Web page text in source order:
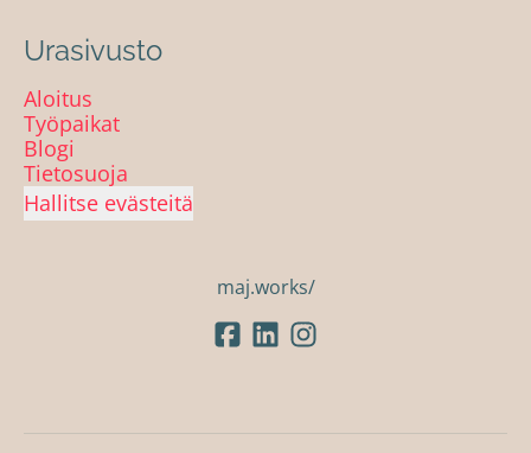
Urasivusto
Aloitus
Työpaikat
Blogi
Tietosuoja
Hallitse evästeitä
maj.works/